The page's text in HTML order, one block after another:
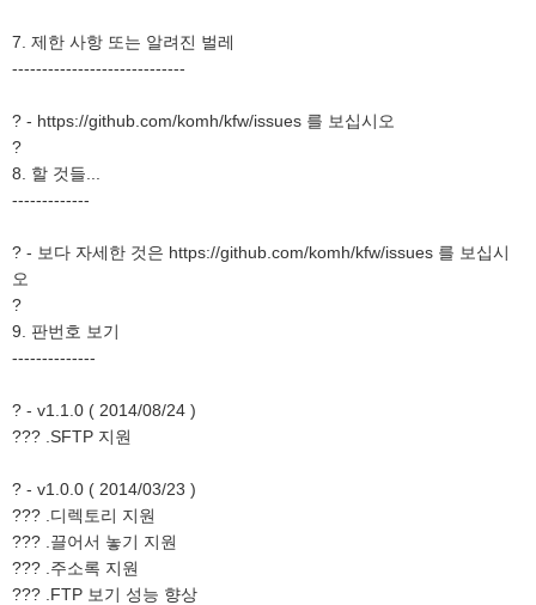
7. 제한 사항 또는 알려진 벌레
-----------------------------
? - https://github.com/komh/kfw/issues 를 보십시오
?
8. 할 것들...
-------------
? - 보다 자세한 것은 https://github.com/komh/kfw/issues 를 보십시
오
?
9. 판번호 보기
--------------
? - v1.1.0 ( 2014/08/24 )
??? .SFTP 지원
? - v1.0.0 ( 2014/03/23 )
??? .디렉토리 지원
??? .끌어서 놓기 지원
??? .주소록 지원
??? .FTP 보기 성능 향상